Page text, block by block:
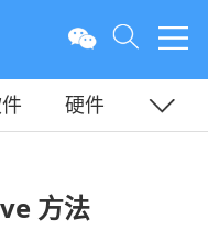
硬件
方法